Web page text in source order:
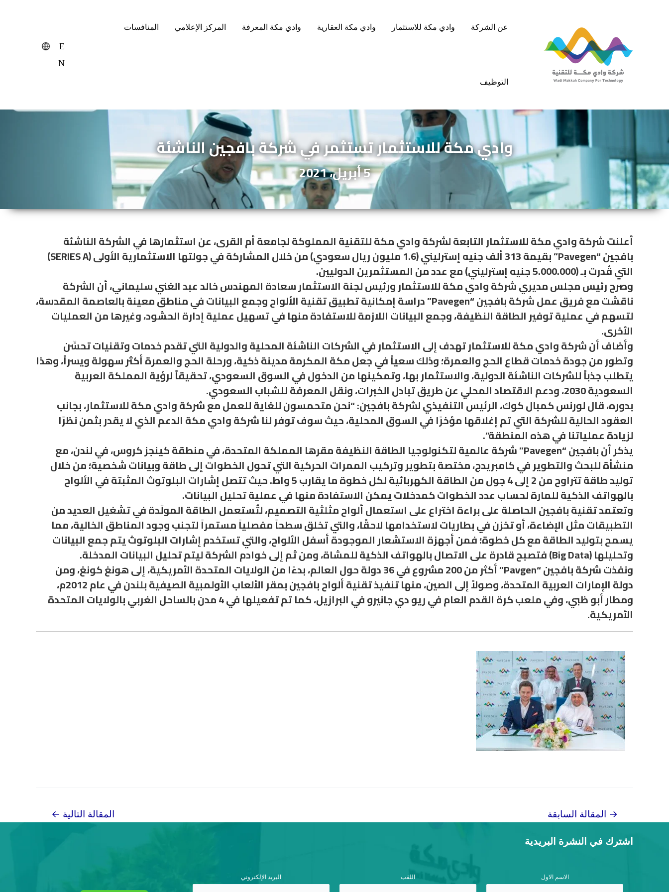
عن الشركة وادي مكة للاستثمار وادي مكة العقارية وادي مكة المعرفة المركز الإعلامي المنافسات
التوظيف
E
N
وادي مكة للاستثمار تستثمر في شركة بافجين الناشئة
5 أبريل، 2021
أعلنت شركة وادي مكة للاستثمار التابعة لشركة وادي مكة للتقنية المملوكة لجامعة أم القرى، عن استثمارها في الشركة الناشئة
بافجين “Pavegen” بقيمة 313 ألف جنيه إسترليني (1.6 مليون ريال سعودي) من خلال المشاركة في جولتها الاستثمارية الأولى (SERIES A)
التي قُدرت بـ (5.000.000 جنيه إسترليني) مع عدد من المستثمرين الدوليين.
وصرح رئيس مجلس مديري شركة وادي مكة للاستثمار ورئيس لجنة الاستثمار سعادة المهندس خالد عبد الغني سليماني، أن الشركة
ناقشت مع فريق عمل شركة بافجين “Pavegen” دراسة إمكانية تطبيق تقنية الألواح وجمع البيانات في مناطق معينة بالعاصمة المقدسة،
لتسهم في عملية توفير الطاقة النظيفة، وجمع البيانات اللازمة للاستفادة منها في تسهيل عملية إدارة الحشود، وغيرها من العمليات
الأخرى.
وأضاف أن شركة وادي مكة للاستثمار تهدف إلى الاستثمار في الشركات الناشئة المحلية والدولية التي تقدم خدمات وتقنيات تحسِّن
وتطور من جودة خدمات قطاع الحج والعمرة؛ وذلك سعياً في جعل مكة المكرمة مدينة ذكية، ورحلة الحج والعمرة أكثر سهولة ويسراً، وهذا
يتطلب جذباً للشركات الناشئة الدولية، والاستثمار بها، وتمكينها من الدخول في السوق السعودي، تحقيقاً لرؤية المملكة العربية
السعودية 2030، ودعم الاقتصاد المحلي عن طريق تبادل الخبرات، ونقل المعرفة للشباب السعودي.
بدوره، قال لورنس كمبال كوك، الرئيس التنفيذي لشركة بافجين: “نحن متحمسون للغاية للعمل مع شركة وادي مكة للاستثمار، بجانب
العقود الحالية للشركة التي تم إغلاقها مؤخرًا في السوق المحلية، حيث سوف توفر لنا شركة وادي مكة الدعم الذي لا يقدر بثمن نظرًا
لزيادة عملياتنا في هذه المنطقة”.
يذكر أن بافجين “Pavegen” شركة عالمية لتكنولوجيا الطاقة النظيفة مقرها المملكة المتحدة، في منطقة كينجز كروس، في لندن، مع
منشأة للبحث والتطوير في كامبريدج، مختصة بتطوير وتركيب الممرات الحركية التي تحول الخطوات إلى طاقة وبيانات شخصية؛ من خلال
توليد طاقة تتراوح من 2 إلى 4 جول من الطاقة الكهربائية لكل خطوة ما يقارب 5 واط. حيث تتصل إشارات البلوتوث المثبتة في الألواح
بالهواتف الذكية للمارة لحساب عدد الخطوات كمدخلات يمكن الاستفادة منها في عملية تحليل البيانات.
وتعتمد تقنية بافجين الحاصلة على براءة اختراع على استعمال ألواح مثلثية التصميم، لتُستعمل الطاقة المولَّدة في تشغيل العديد من
التطبيقات مثل الإضاءة، أو تخزن في بطاريات لاستخدامها لاحقًا، والتي تخلق سطحاً مفصلياً مستمراً لتجنب وجود المناطق الخالية، مما
يسمح بتوليد الطاقة مع كل خطوة؛ فمن أجهزة الاستشعار الموجودة أسفل الألواح، والتي تستخدم إشارات البلوتوث يتم جمع البيانات
وتحليلها (Big Data) فتصبح قادرة على الاتصال بالهواتف الذكية للمشاة، ومن ثم إلى خوادم الشركة ليتم تحليل البيانات المدخلة.
ونفذت شركة بافجين “Pavgen” أكثر من 200 مشروع في 36 دولة حول العالم، بدءًا من الولايات المتحدة الأمريكية، إلى هونغ كونغ، ومن
دولة الإمارات العربية المتحدة، وصولاً إلى الصين، منها تنفيذ تقنية ألواح بافجين بمقر الألعاب الأولمبية الصيفية بلندن في عام 2012م،
ومطار أبو ظبي، وفي ملعب كرة القدم العام في ريو دي جانيرو في البرازيل، كما تم تفعيلها في 4 مدن بالساحل الغربي بالولايات المتحدة
الأمريكية.
تصفّح→ المقالة السابقة المقالة التالية ←
اشترك في النشرة البريدية
الاسم الاول اللقب البريد الإلكتروني